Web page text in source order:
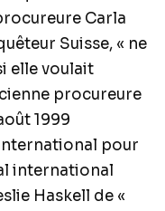
Carla
Suisse, « ne
elle voulait
procureure
1999
pour
international
Haskell de «